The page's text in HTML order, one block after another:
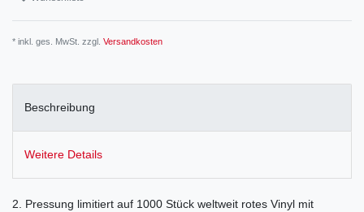
* inkl. ges. MwSt. zzgl. Versandkosten
Beschreibung
Weitere Details
2. Pressung limitiert auf 1000 Stück weltweit rotes Vinyl mit